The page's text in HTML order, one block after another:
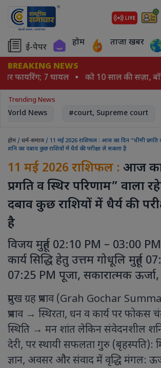
ई-पेपर होम ताजा खबर
BREAKING NEWS
पर फायरिंग; 7 घायल
को 10 साल की सज़ा,
Trending News
World News #court, Supreme court
होम / धर्म-समाज / 11 मई 2026 राशिफल : आज का दिन “धीमी प्रगति व
शनि का दबाव कुछ राशियों में धैर्य की परीक्षा ले सकता है
11 मई 2026 राशिफल : आज का
प्रगति व स्थिर परिणाम” वाला
दबाव कुछ राशियों में धैर्य की
है
विजय मुहूर्त 02:10 PM – 03:00
कार्य सिद्धि हेतु उत्तम गोधूलि मुहूर्त
07:25 PM पूजा, सकारात्मक ऊर्जा,
प्रमुख ग्रह प्रभाव (Grah Gochar
प्रभाव → स्थिरता, धन व कार्य पर फोकस
स्थिति → मन शांत लेकिन संवेदनशील
देरी, पर स्थायी सफलता गुरु (बृहस्पति):
ज्ञान, अवसर और संवाद में वृद्धि मंगल: